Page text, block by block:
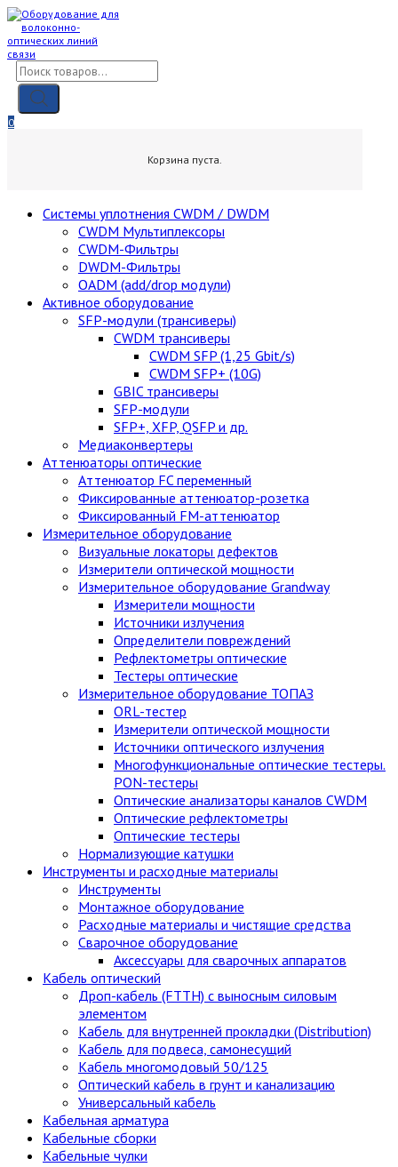
Skip
content
Поиск
товаров
0
Корзина пуста.
Cистемы уплотнения CWDM / DWDM
CWDM Мультиплексоры
CWDM-Фильтры
DWDM-Фильтры
OADM (add/drop модули)
Активное оборудование
SFP-модули (трансиверы)
CWDM трансиверы
CWDM SFP (1,25 Gbit/s)
CWDM SFP+ (10G)
GBIC трансиверы
SFP-модули
SFP+, XFP, QSFP и др.
Медиаконвертеры
Аттенюаторы оптические
Аттенюатор FC переменный
Фиксированные аттенюатор-розетка
Фиксированный FM-аттенюатор
Измерительное оборудование
Визуальные локаторы дефектов
Измерители оптической мощности
Измерительное оборудование Grandway
Измерители мощности
Источники излучения
Определители повреждений
Рефлектометры оптические
Тестеры оптические
Измерительное оборудование ТОПАЗ
ORL-тестер
Измерители оптической мощности
Источники оптического излучения
Многофункциональные оптические тестеры.
PON-тестеры
Оптические анализаторы каналов CWDM
Оптические рефлектометры
Оптические тестеры
Нормализующие катушки
Инструменты и расходные материалы
Инструменты
Монтажное оборудование
Расходные материалы и чистящие средства
Сварочное оборудование
Аксессуары для сварочных аппаратов
Кабель оптический
Дроп-кабель (FTTH) с выносным силовым
элементом
Кабель для внутренней прокладки (Distribution)
Кабель для подвеса, самонесущий
Кабель многомодовый 50/125
Оптический кабель в грунт и канализацию
Универсальный кабель
Кабельная арматура
Кабельные сборки
Кабельные чулки